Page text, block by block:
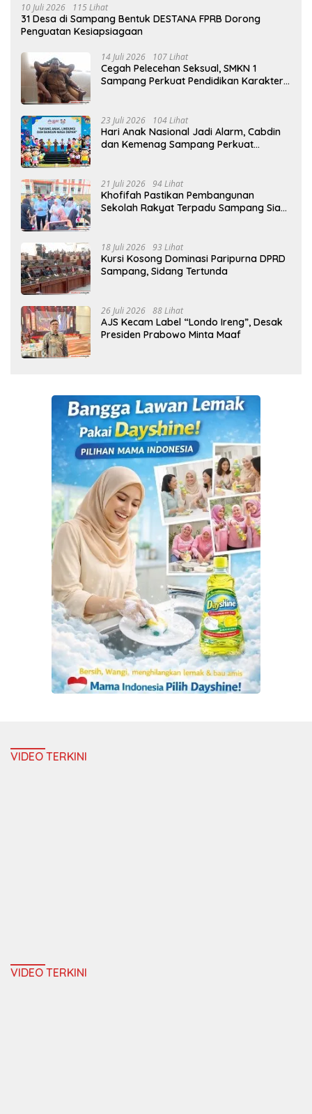
10 Juli 2026 115 Lihat
31 Desa di Sampang Bentuk DESTANA FPRB Dorong
Penguatan Kesiapsiagaan
14 Juli 2026 107 Lihat
Cegah Pelecehan Seksual, SMKN 1
Sampang Perkuat Pendidikan Karakter
23 Juli 2026 104 Lihat
Hari Anak Nasional Jadi Alarm, Cabdin
dan Kemenag Sampang Perkuat
21 Juli 2026 94 Lihat
Khofifah Pastikan Pembangunan
Sekolah Rakyat Terpadu Sampang Siap
18 Juli 2026 93 Lihat
Kursi Kosong Dominasi Paripurna DPRD
Sampang, Sidang Tertunda
26 Juli 2026 88 Lihat
AJS Kecam Label “Londo Ireng”, Desak
Presiden Prabowo Minta Maaf
VIDEO TERKINI
VIDEO TERKINI